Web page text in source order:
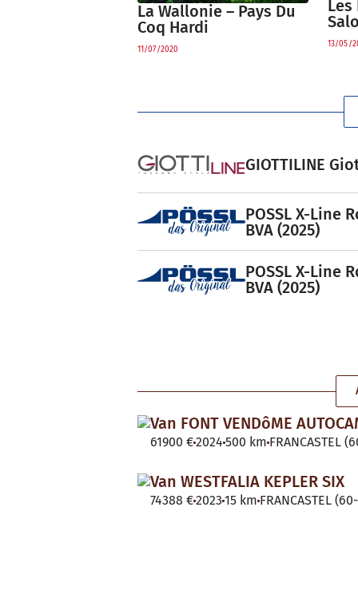
La Wallonie – Pays Du
Coq Hardi
11/07/2020
13/05/
GIOTTILINE
POSSL X-Line
BVA (2025)
POSSL X-Line
BVA (2025)
Van FONT VENDôME
61900 €2024 500 km FRANCASTEL
Van WESTFALIA KEPLER SIX
74388 €2023 15 km FRANCASTEL